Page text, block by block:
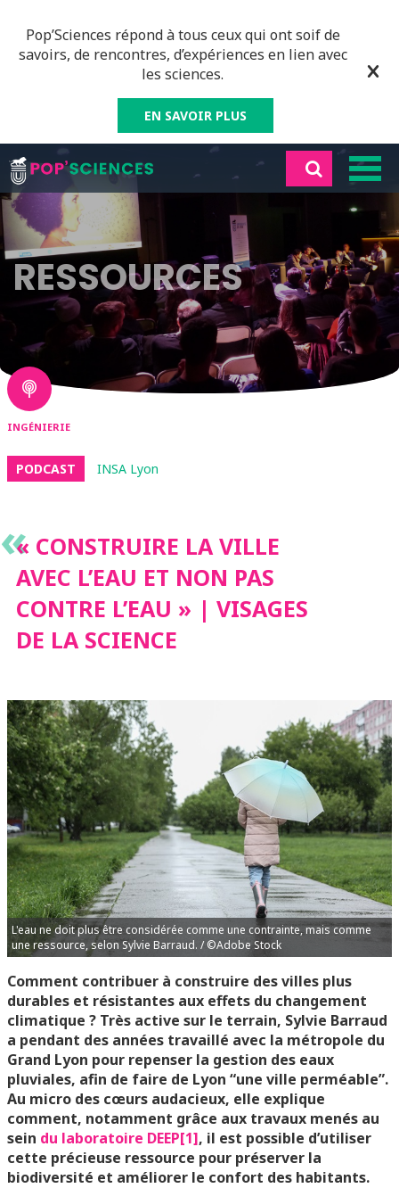
Pop’Sciences répond à tous ceux qui ont soif de
savoirs, de rencontres, d’expériences en lien avec
les sciences.
EN SAVOIR PLUS
RESSOURCES
INGÉNIERIE
PODCAST INSA Lyon
«« CONSTRUIRE LA VILLE
AVEC L’EAU ET NON PAS
CONTRE L’EAU » | VISAGES
DE LA SCIENCE
L'eau ne doit plus être considérée comme une contrainte, mais comme
une ressource, selon Sylvie Barraud. / ©Adobe Stock
Comment contribuer à construire des villes plus
durables et résistantes aux effets du changement
climatique ? Très active sur le terrain, Sylvie Barraud
a pendant des années travaillé avec la métropole du
Grand Lyon pour repenser la gestion des eaux
pluviales, afin de faire de Lyon “une ville perméable”.
Au micro des cœurs audacieux, elle explique
comment, notamment grâce aux travaux menés au
sein du laboratoire DEEP[1], il est possible d’utiliser
cette précieuse ressource pour préserver la
biodiversité et améliorer le confort des habitants.